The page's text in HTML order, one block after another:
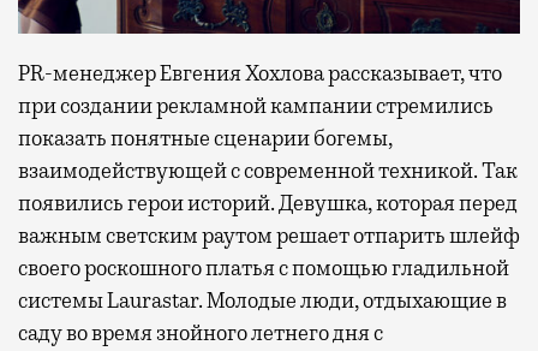
PR-менеджер Евгения Хохлова рассказывает, что
при создании рекламной кампании стремились
показать понятные сценарии богемы,
взаимодействующей с современной техникой. Так
появились герои историй. Девушка, которая перед
важным светским раутом решает отпарить шлейф
своего роскошного платья с помощью гладильной
системы Laurastar. Молодые люди, отдыхающие в
саду во время знойного летнего дня с